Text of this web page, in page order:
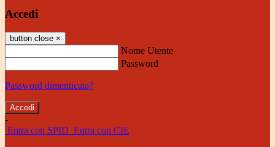
Accedi
button close ×
Nome Utente
Password
Password dimenticata?
-
Entra con SPID Entra con CIE